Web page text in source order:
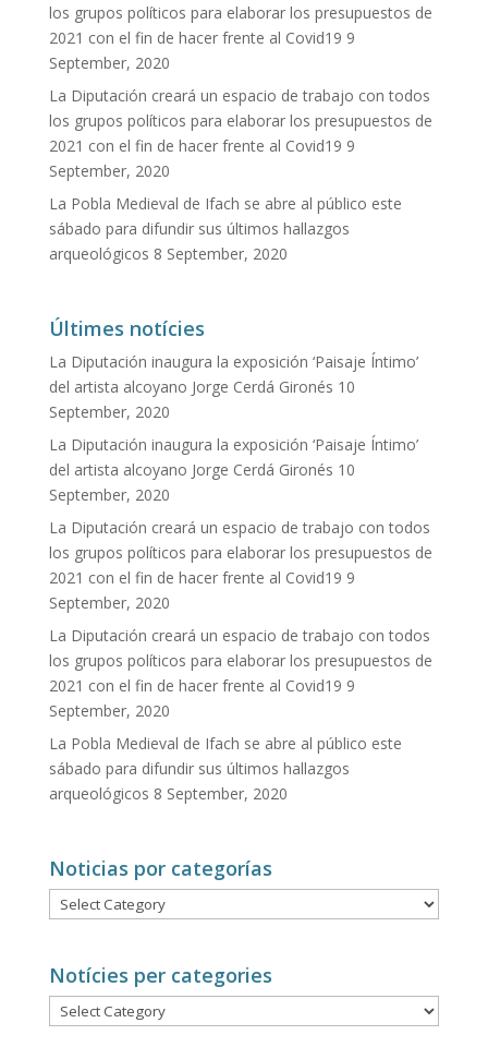
los grupos políticos para elaborar los presupuestos de
2021 con el fin de hacer frente al Covid19 9
September, 2020
La Diputación creará un espacio de trabajo con todos
los grupos políticos para elaborar los presupuestos de
2021 con el fin de hacer frente al Covid19 9
September, 2020
La Pobla Medieval de Ifach se abre al público este
sábado para difundir sus últimos hallazgos
arqueológicos 8 September, 2020
Últimes notícies
La Diputación inaugura la exposición ‘Paisaje Íntimo’
del artista alcoyano Jorge Cerdá Gironés 10
September, 2020
La Diputación inaugura la exposición ‘Paisaje Íntimo’
del artista alcoyano Jorge Cerdá Gironés 10
September, 2020
La Diputación creará un espacio de trabajo con todos
los grupos políticos para elaborar los presupuestos de
2021 con el fin de hacer frente al Covid19 9
September, 2020
La Diputación creará un espacio de trabajo con todos
los grupos políticos para elaborar los presupuestos de
2021 con el fin de hacer frente al Covid19 9
September, 2020
La Pobla Medieval de Ifach se abre al público este
sábado para difundir sus últimos hallazgos
arqueológicos 8 September, 2020
Noticias por categorías
Noticias
por
Notícies per categories
Notícies
per